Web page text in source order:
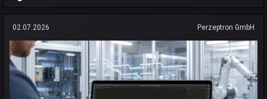
02.07.2026 Perzeptron GmbH